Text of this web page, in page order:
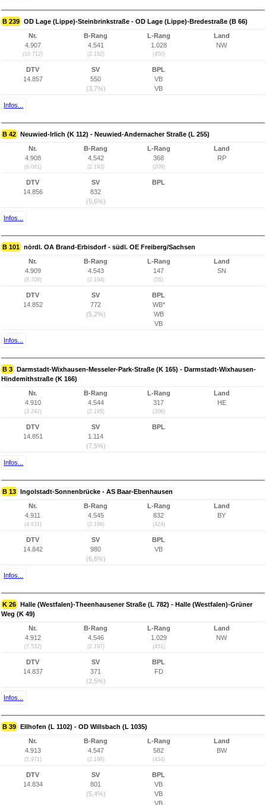
B 239 OD Lage (Lippe)-Steinbrinkstraße - OD Lage (Lippe)-Bredestraße (B 66)
Nr.
4.907
(10.712)
B-Rang
4.541
(2.192)
L-Rang
1.028
(450)
Land
NW
DTV
14.857
SV
550
(3,7%)
BPL
VB
VB
Infos...
B 42 Neuwied-Irlich (K 112) - Neuwied-Andernacher Straße (L 255)
Nr.
4.908
(6.081)
B-Rang
4.542
(2.193)
L-Rang
368
(209)
Land
RP
DTV
14.856
SV
832
(5,6%)
BPL
Infos...
B 101 nördl. OA Brand-Erbisdorf - südl. OE Freiberg/Sachsen
Nr.
4.909
(8.708)
B-Rang
4.543
(2.194)
L-Rang
147
(55)
Land
SN
DTV
14.852
SV
772
(5,2%)
BPL
WB*
WB
VB
Infos...
B 3 Darmstadt-Wixhausen-Messeler-Park-Straße (K 165) - Darmstadt-Wixhausen-
Hindemithstraße (K 166)
Nr.
4.910
(3.242)
B-Rang
4.544
(2.195)
L-Rang
317
(306)
Land
HE
DTV
14.851
SV
1.114
(7,5%)
BPL
Infos...
B 13 Ingolstadt-Sonnenbrücke - AS Baar-Ebenhausen
Nr.
4.911
(4.631)
B-Rang
4.545
(2.196)
L-Rang
832
(424)
Land
BY
DTV
14.842
SV
980
(6,6%)
BPL
VB
Infos...
K 26 Halle (Westfalen)-Theenhausener Straße (L 782) - Halle (Westfalen)-Grüner
Weg (K 49)
Nr.
4.912
(7.532)
B-Rang
4.546
(2.197)
L-Rang
1.029
(451)
Land
NW
DTV
14.837
SV
371
(2,5%)
BPL
FD
Infos...
B 39 Ellhofen (L 1102) - OD Willsbach (L 1035)
Nr.
4.913
(5.971)
B-Rang
4.547
(2.198)
L-Rang
582
(434)
Land
BW
DTV
14.834
SV
801
(5,4%)
BPL
VB
VB
VB